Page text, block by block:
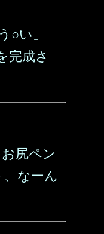
○い」
完成さ
尻ペン
なーん